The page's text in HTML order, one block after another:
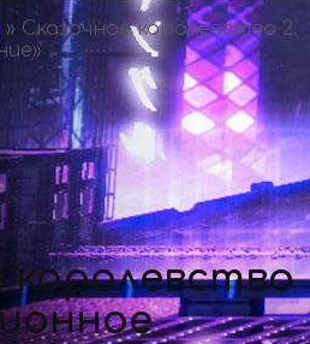
» Сказочное королевство 2.
»
королевство